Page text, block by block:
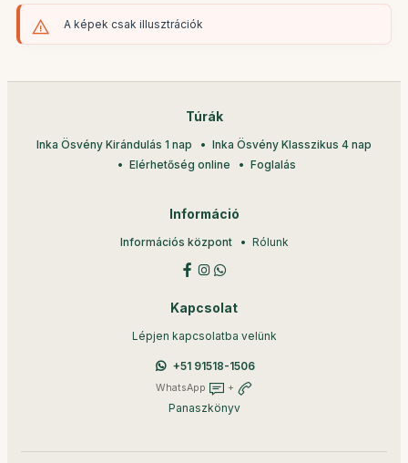
A képek csak illusztrációk
Túrák
Inka Ösvény Kirándulás 1 nap
Inka Ösvény Klasszikus 4 nap
Elérhetőség online
Foglalás
Információ
Információs központ Rólunk
Kapcsolat
Lépjen kapcsolatba velünk
+51 91518-1506
WhatsApp +
Panaszkönyv